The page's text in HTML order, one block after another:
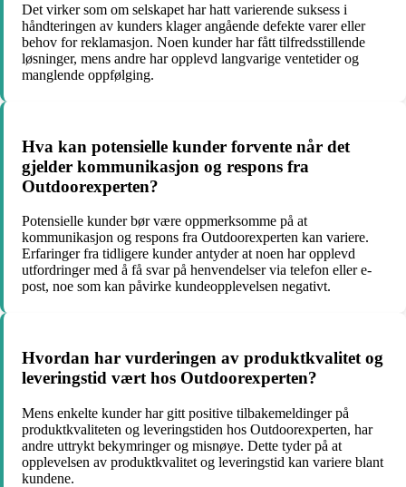
Det virker som om selskapet har hatt varierende suksess i
håndteringen av kunders klager angående defekte varer eller
behov for reklamasjon. Noen kunder har fått tilfredsstillende
løsninger, mens andre har opplevd langvarige ventetider og
manglende oppfølging.
Hva kan potensielle kunder forvente når det
gjelder kommunikasjon og respons fra
Outdoorexperten?
Potensielle kunder bør være oppmerksomme på at
kommunikasjon og respons fra Outdoorexperten kan variere.
Erfaringer fra tidligere kunder antyder at noen har opplevd
utfordringer med å få svar på henvendelser via telefon eller e-
post, noe som kan påvirke kundeopplevelsen negativt.
Hvordan har vurderingen av produktkvalitet og
leveringstid vært hos Outdoorexperten?
Mens enkelte kunder har gitt positive tilbakemeldinger på
produktkvaliteten og leveringstiden hos Outdoorexperten, har
andre uttrykt bekymringer og misnøye. Dette tyder på at
opplevelsen av produktkvalitet og leveringstid kan variere blant
kundene.